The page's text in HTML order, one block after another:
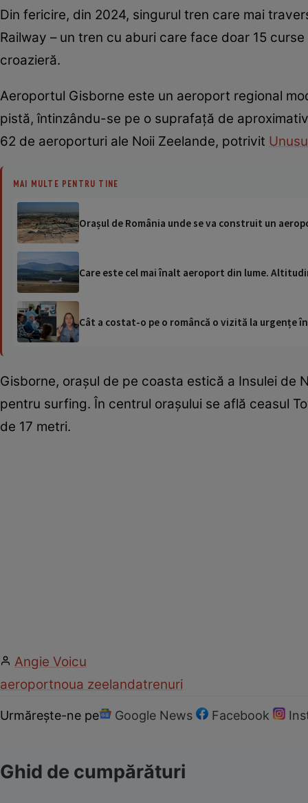
Din fericire, din 2024, singurul tren care mai
Railway – un tren cu aburi care face doar 15
croazieră.
Aeroportul Gisborne este un aeroport regional
pistă, întinzându-se pe o suprafață de
62 de aeroporturi ale Noii Zeelande, potrivit
MAI MULTE PENTRU TINE
Orașul de România unde se va construit un
Care este cel mai înalt aeroport din lume.
Cât a costat-o pe o româncă o vizită la urgențe
Gisborne, orașul de pe coasta estică a Insulei
pentru surfing. În centrul orașului se află ceasul
de 17 metri.
Angie Voicu
aeroportnoua zeelandatrenuri
Urmărește-ne pe Google News Facebook
Ghid de cumpărături